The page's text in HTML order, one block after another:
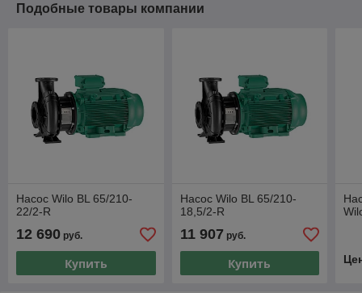
Подобные товары компании
Насос Wilo BL 65/210-
22/2-R
12 690 руб.
Купить
Насос Wilo BL 65/210-
18,5/2-R
11 907 руб.
Купить